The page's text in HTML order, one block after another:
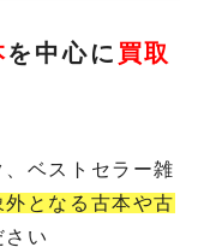
を 中心に 買取
ベストセラー雑
外となる古本や古
さい